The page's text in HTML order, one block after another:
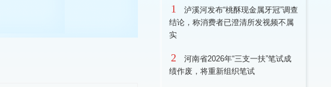
1
泸溪河发布“桃酥现金属牙冠”调查
结论，称消费者已澄清所发视频不属
实
2
河南省2026年“三支一扶”笔试成
绩作废，将重新组织笔试